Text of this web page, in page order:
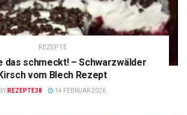
REZEPTE
das schmeckt! – Schwarzwälder
Kirsch vom Blech Rezept
BY REZEPTE38 14 FEBRUAR 2026